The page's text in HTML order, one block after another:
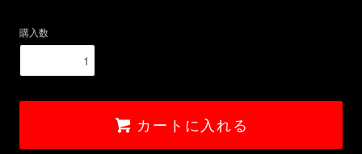
購入数
カートに入れる